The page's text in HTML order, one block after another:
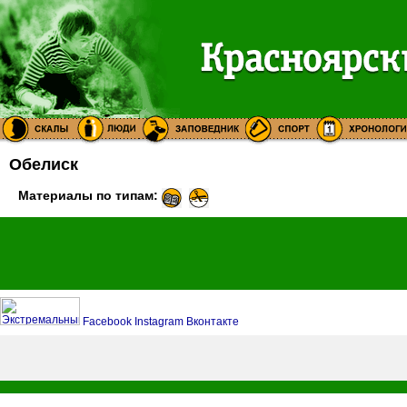
Обелиск
Материалы по типам:
Facebook Instagram Вконтакте